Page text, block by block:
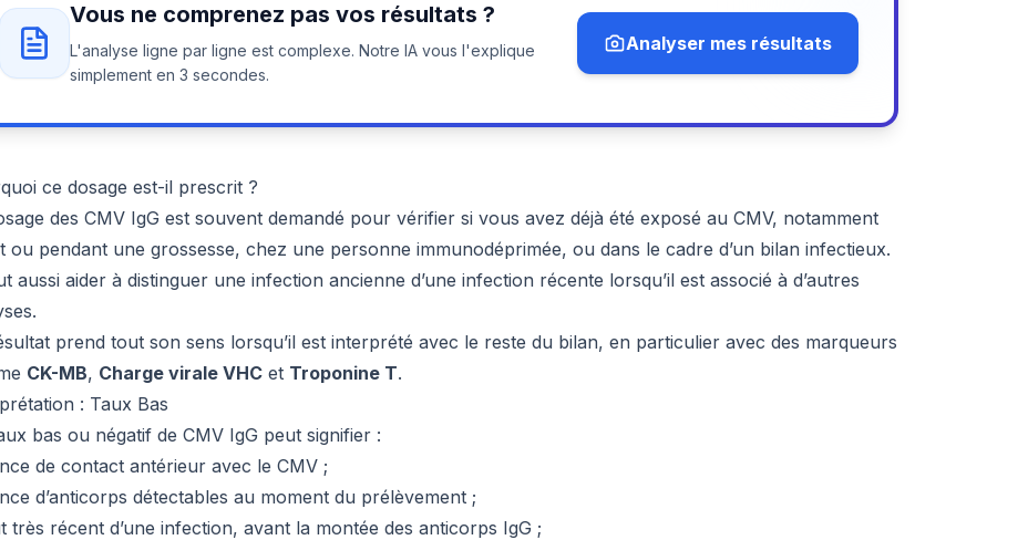
Vous ne comprenez pas vos résultats ?
L'analyse ligne par ligne est complexe. Notre IA vous l'explique
simplement en 3 secondes.
Analyser mes résultats
ce dosage est-il prescrit ?
des CMV IgG est souvent demandé pour vérifier si vous avez déjà été exposé au CMV, notamment
ou pendant une grossesse, chez une personne immunodéprimée, ou dans le cadre d’un bilan infectieux.
aussi aider à distinguer une infection ancienne d’une infection récente lorsqu’il est associé à d’autres
prend tout son sens lorsqu’il est interprété avec le reste du bilan, en particulier avec des marqueurs
CK-MB, Charge virale VHC et Troponine T.
: Taux Bas
bas ou négatif de CMV IgG peut signifier :
de contact antérieur avec le CMV ;
d’anticorps détectables au moment du prélèvement ;
très récent d’une infection, avant la montée des anticorps IgG ;